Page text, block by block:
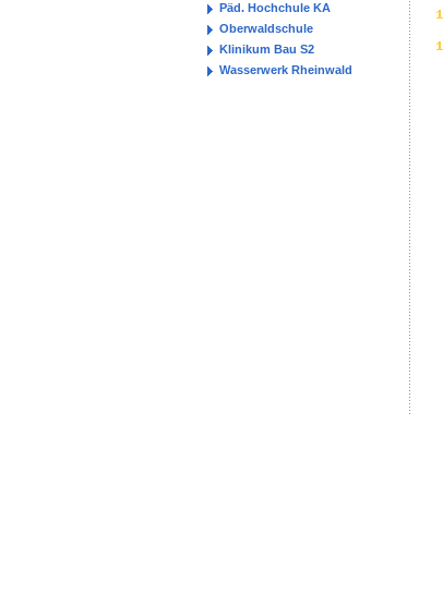
Päd. Hochchule KA
Oberwaldschule
Klinikum Bau S2
Wasserwerk Rheinwald